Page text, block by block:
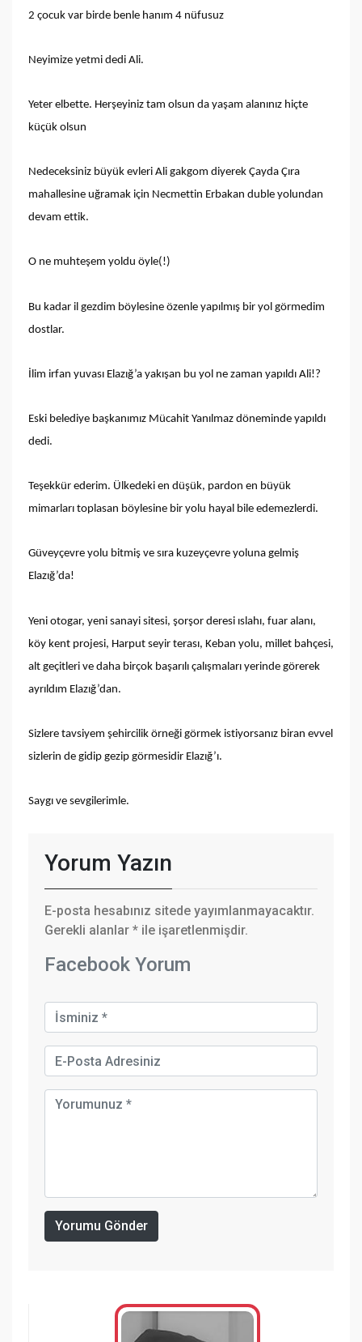
2 çocuk var birde benle hanım 4 nüfusuz
Neyimize yetmi dedi Ali.
Yeter elbette. Herşeyiniz tam olsun da yaşam alanınız hiçte
küçük olsun
Nedeceksiniz büyük evleri Ali gakgom diyerek Çayda Çıra
mahallesine uğramak için Necmettin Erbakan duble yolundan
devam ettik.
O ne muhteşem yoldu öyle(!)
Bu kadar il gezdim böylesine özenle yapılmış bir yol görmedim
dostlar.
İlim irfan yuvası Elazığ’a yakışan bu yol ne zaman yapıldı Ali!?
Eski belediye başkanımız Mücahit Yanılmaz döneminde yapıldı
dedi.
Teşekkür ederim. Ülkedeki en düşük, pardon en büyük
mimarları toplasan böylesine bir yolu hayal bile edemezlerdi.
Güveyçevre yolu bitmiş ve sıra kuzeyçevre yoluna gelmiş
Elazığ’da!
Yeni otogar, yeni sanayi sitesi, şorşor deresi ıslahı, fuar alanı,
köy kent projesi, Harput seyir terası, Keban yolu, millet bahçesi,
alt geçitleri ve daha birçok başarılı çalışmaları yerinde görerek
ayrıldım Elazığ’dan.
Sizlere tavsiyem şehircilik örneği görmek istiyorsanız biran evvel
sizlerin de gidip gezip görmesidir Elazığ’ı.
Saygı ve sevgilerimle.
Yorum Yazın
E-posta hesabınız sitede yayımlanmayacaktır.
Gerekli alanlar * ile işaretlenmişdir.
Facebook Yorum
Yorumu Gönder